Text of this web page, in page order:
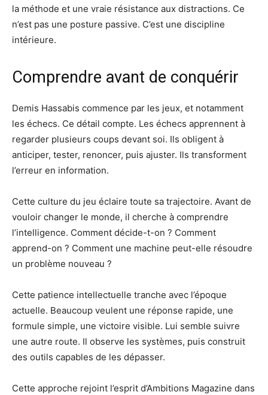
la méthode et une vraie résistance aux distractions. Ce
n’est pas une posture passive. C’est une discipline
intérieure.
Comprendre avant de conquérir
Demis Hassabis commence par les jeux, et notamment
les échecs. Ce détail compte. Les échecs apprennent à
regarder plusieurs coups devant soi. Ils obligent à
anticiper, tester, renoncer, puis ajuster. Ils transforment
l’erreur en information.
Cette culture du jeu éclaire toute sa trajectoire. Avant de
vouloir changer le monde, il cherche à comprendre
l’intelligence. Comment décide-t-on ? Comment
apprend-on ? Comment une machine peut-elle résoudre
un problème nouveau ?
Cette patience intellectuelle tranche avec l’époque
actuelle. Beaucoup veulent une réponse rapide, une
formule simple, une victoire visible. Lui semble suivre
une autre route. Il observe les systèmes, puis construit
des outils capables de les dépasser.
Cette approche rejoint l’esprit d’Ambitions Magazine dans